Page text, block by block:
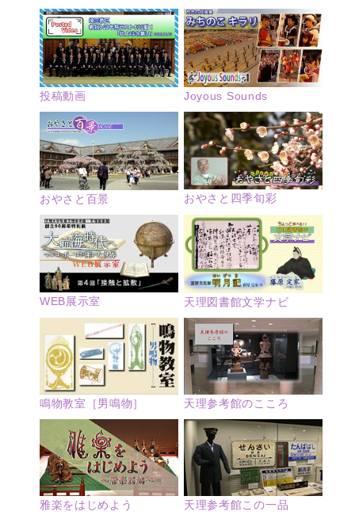
投稿動画 Joyous Sounds
おやさと百景 おやさと四季旬彩
WEB展示室 天理図書館文学ナビ
鳴物教室［男鳴物］ 天理参考館のこころ
雅楽をはじめよう 天理参考館この一品